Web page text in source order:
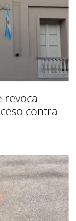
revoca
contra